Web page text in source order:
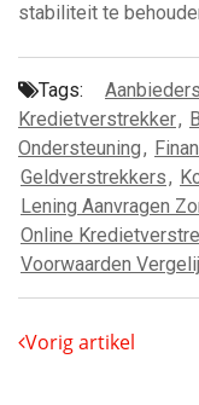
stabiliteit te
Tags:
Kredietverstrekker,
Ondersteuning,
Geldverstrekkers,
Lening Aanvragen
Online
Voorwaarden
Vorig artikel